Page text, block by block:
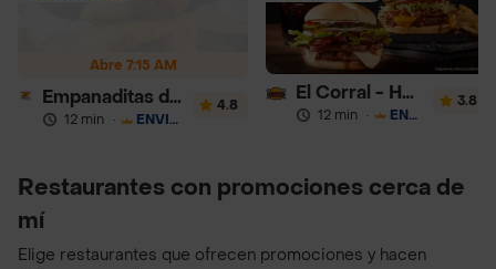
Abre 7:15 AM
Empanaditas de Pipian - Empanadas
12 min · ENVÍO GRATIS
4.8
El Corral - Hamburguesa
12 min · ENVÍO GRATIS
3.8
Restaurantes con promociones cerca de
mí
Elige restaurantes que ofrecen promociones y hacen